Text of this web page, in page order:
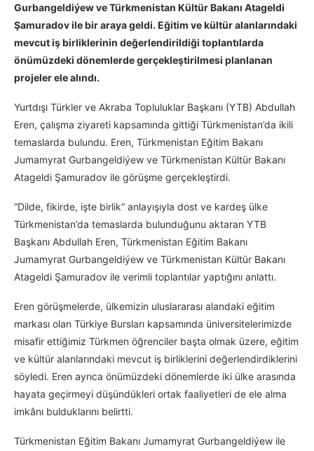
Gurbangeldiýew ve Türkmenistan Kültür Bakanı Atageldi
Şamuradov ile bir araya geldi. Eğitim ve kültür alanlarındaki
mevcut iş birliklerinin değerlendirildiği toplantılarda
önümüzdeki dönemlerde gerçekleştirilmesi planlanan
projeler ele alındı.
Yurtdışı Türkler ve Akraba Topluluklar Başkanı (YTB) Abdullah
Eren, çalışma ziyareti kapsamında gittiği Türkmenistan’da ikili
temaslarda bulundu. Eren, Türkmenistan Eğitim Bakanı
Jumamyrat Gurbangeldiýew ve Türkmenistan Kültür Bakanı
Atageldi Şamuradov ile görüşme gerçekleştirdi.
“Dilde, fikirde, işte birlik“ anlayışıyla dost ve kardeş ülke
Türkmenistan’da temaslarda bulunduğunu aktaran YTB
Başkanı Abdullah Eren, Türkmenistan Eğitim Bakanı
Jumamyrat Gurbangeldiýew ve Türkmenistan Kültür Bakanı
Atageldi Şamuradov ile verimli toplantılar yaptığını anlattı.
Eren görüşmelerde, ülkemizin uluslararası alandaki eğitim
markası olan Türkiye Bursları kapsamında üniversitelerimizde
misafir ettiğimiz Türkmen öğrenciler başta olmak üzere, eğitim
ve kültür alanlarındaki mevcut iş birliklerini değerlendirdiklerini
söyledi. Eren ayrıca önümüzdeki dönemlerde iki ülke arasında
hayata geçirmeyi düşündükleri ortak faaliyetleri de ele alma
imkânı bulduklarını belirtti.
Türkmenistan Eğitim Bakanı Jumamyrat Gurbangeldiýew ile